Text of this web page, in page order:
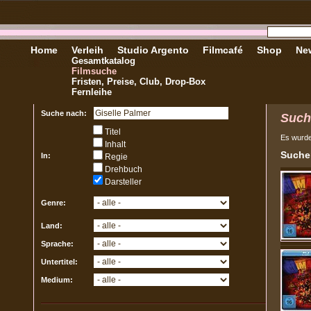
Home Verleih
Gesamtkatalog
Filmsuche
Fristen, Preise, Club, Drop-Box
Fernleihe
Studio Argento Filmcafé Shop
Suche nach:
In:
Titel
Inhalt
Regie
Drehbuch
Darsteller
Genre:
Land:
Sprache:
Untertitel:
Medium:
Es